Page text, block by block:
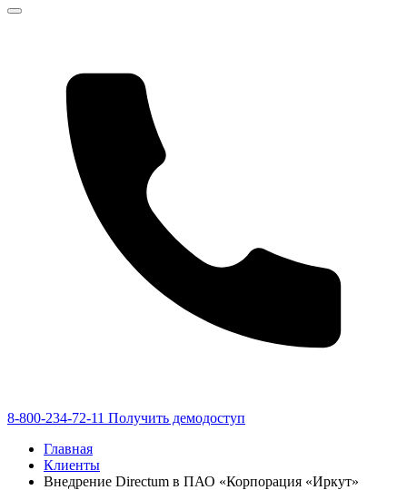
8-800-234-72-11 Получить демодоступ
Главная
Клиенты
Внедрение Directum в ПАО «Корпорация «Иркут»